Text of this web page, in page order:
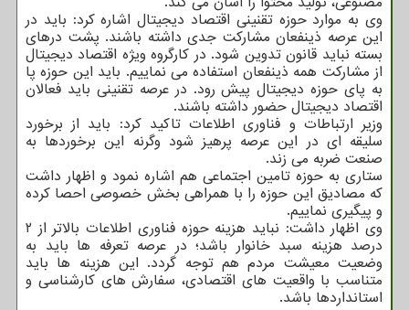
وی به موارد حوزه تقنینی اقتصاد دیجیتال اشاره کرد: باید در
این عرصه ذینفعان مشارکت جدی داشته باشند. پشت درهای
بسته نباید قانون تدوین شود. در کارگروه ویژه اقتصاد دیجیتال
از مشارکت همه ذینفعان استفاده می نماییم. باید این حوزه پا
به پای حوزه دیجیتال پیش رود. در عرصه تقنینی باید فعالان
اقتصاد دیجیتال حضور داشته باشند.
وزیر ارتباطات و فناوری اطلاعات تاکید کرد: باید از برخورد
سلیقه ای در این عرصه پرهیز شود وگرنه این برخوردها به
صنعت ضربه می زند.
ستاری به حوزه تامین اجتماعی هم اشاره نمود و اظهار داشت
که مصادیق این حوزه را با همراهی بخش خصوصی احصا کرده
و پیگیری نماییم.
وی اظهار داشت: نباید هزینه حوزه فناوری اطلاعات بالاتر از ۲
درصد هزینه سبد خانوار باشد؛ در عرصه تعرفه ها باید به
وضعیت معیشت مردم هم توجه گردد. این هزینه ها باید
متناسب با واقعیت های اقتصادی، سفارش های کارشناسی و
استانداردها باشد.